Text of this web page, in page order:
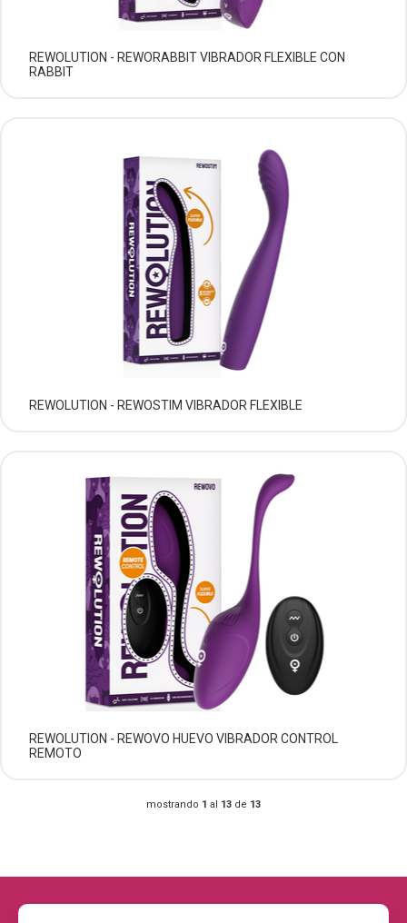
REWOLUTION - REWORABBIT VIBRADOR FLEXIBLE CON
RABBIT
REWOLUTION - REWOSTIM VIBRADOR FLEXIBLE
REWOLUTION - REWOVO HUEVO VIBRADOR CONTROL
REMOTO
mostrando 1 al 13 de 13